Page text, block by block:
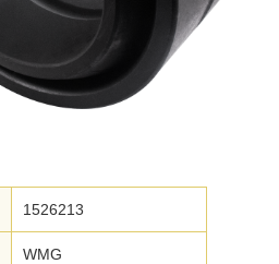
1526213
WMG